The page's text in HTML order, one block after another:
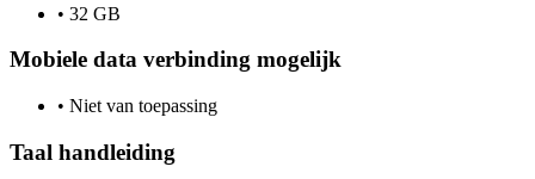
• 32 GB
Mobiele data verbinding mogelijk
• Niet van toepassing
Taal handleiding